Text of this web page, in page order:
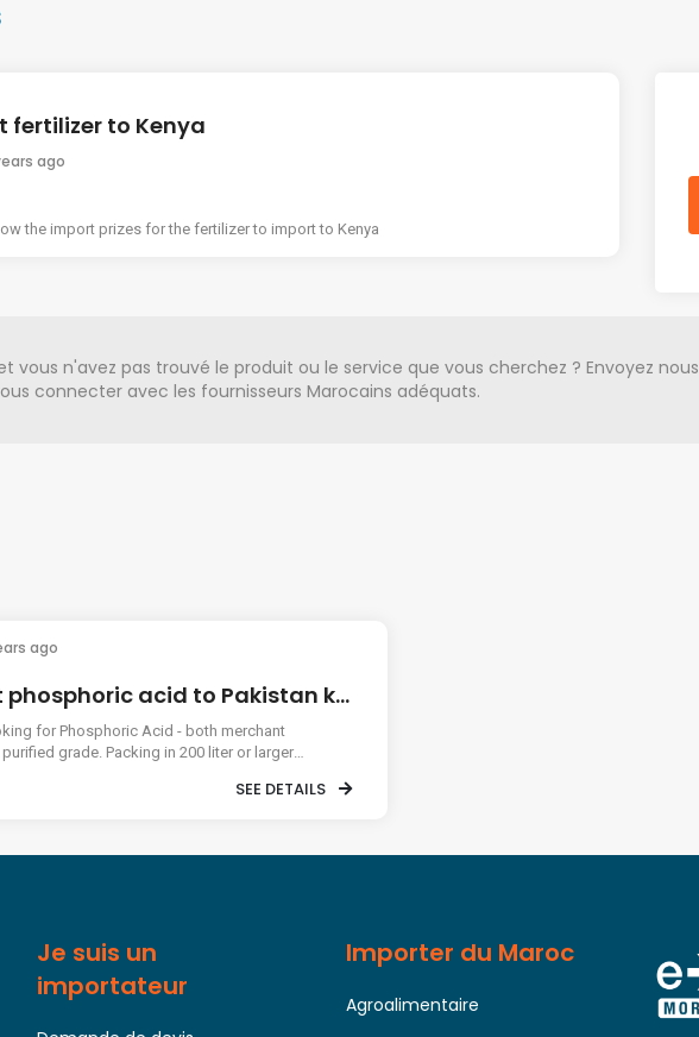
fertilizer to Kenya
ago
the import prizes for the fertilizer to import to Kenya
vous n'avez pas trouvé le produit ou le service que vous cherchez ? Envoyez nous
connecter avec les fournisseurs Marocains adéquats.
ago
Import phosphoric acid to Pakistan karachi
for Phosphoric Acid - both merchant
Packing in 200 liter or larger
trial order. Please share pics and specifications .SEE DETAILS
Je suis un
importateur
Importer du Maroc
Agroalimentaire